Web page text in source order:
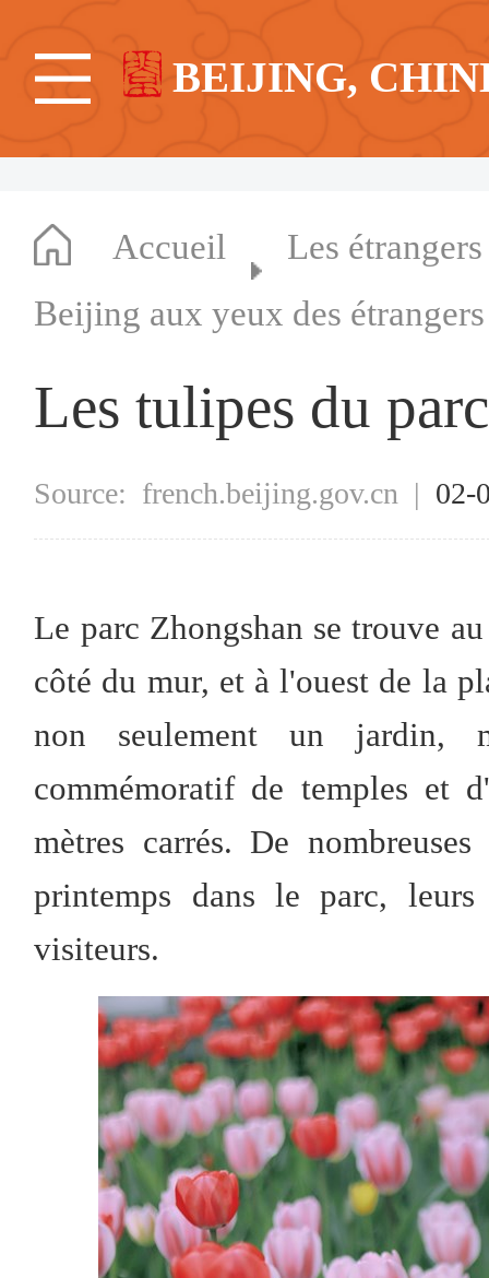
BEIJING,
Accueil
Les
Beijing aux yeux des étrangers
Les tulipes du
Source: french.beijing.gov.cn | 02-
Le parc Zhongshan se trouve
côté du mur, et à l'ouest de la
non seulement un jardin,
commémoratif de temples et
mètres carrés. De
printemps dans le parc,
visiteurs.